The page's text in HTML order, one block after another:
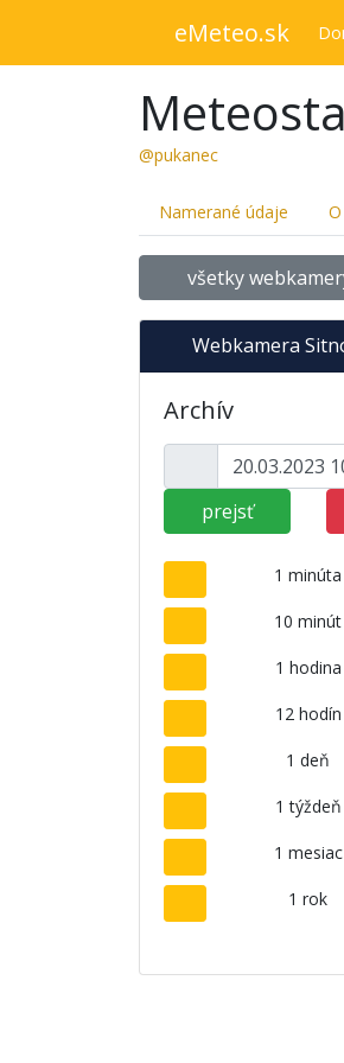
eMeteo.sk
@pukanec
Namerané údaje
všetky
Webkamera
Archív
prejsť
1 minúta
10 minút
1 hodina
12 hodín
1 deň
1 týždeň
1 mesiac
1 rok